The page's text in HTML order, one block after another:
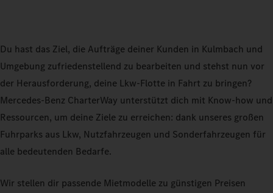
Du hast das Ziel, die Aufträge deiner Kunden in Kulmbach und
Umgebung zufriedenstellend zu bearbeiten und stehst nun vor
der Herausforderung, deine Lkw-Flotte in Fahrt zu bringen?
Mercedes-Benz CharterWay unterstützt dich mit Know-how und
Ressourcen, um deine Ziele zu erreichen: dank unseres großen
Fuhrparks aus Lkw, Nutzfahrzeugen und Sonderfahrzeugen für
alle bedeutenden Bedarfe.
Wir stellen dir passende Mietmodelle zu günstigen Preisen